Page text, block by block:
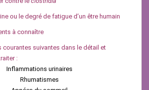
ou le degré de fatigue d’un être humain
à connaître
suivantes dans le détail et
:
Inflammations urinaires
Rhumatismes